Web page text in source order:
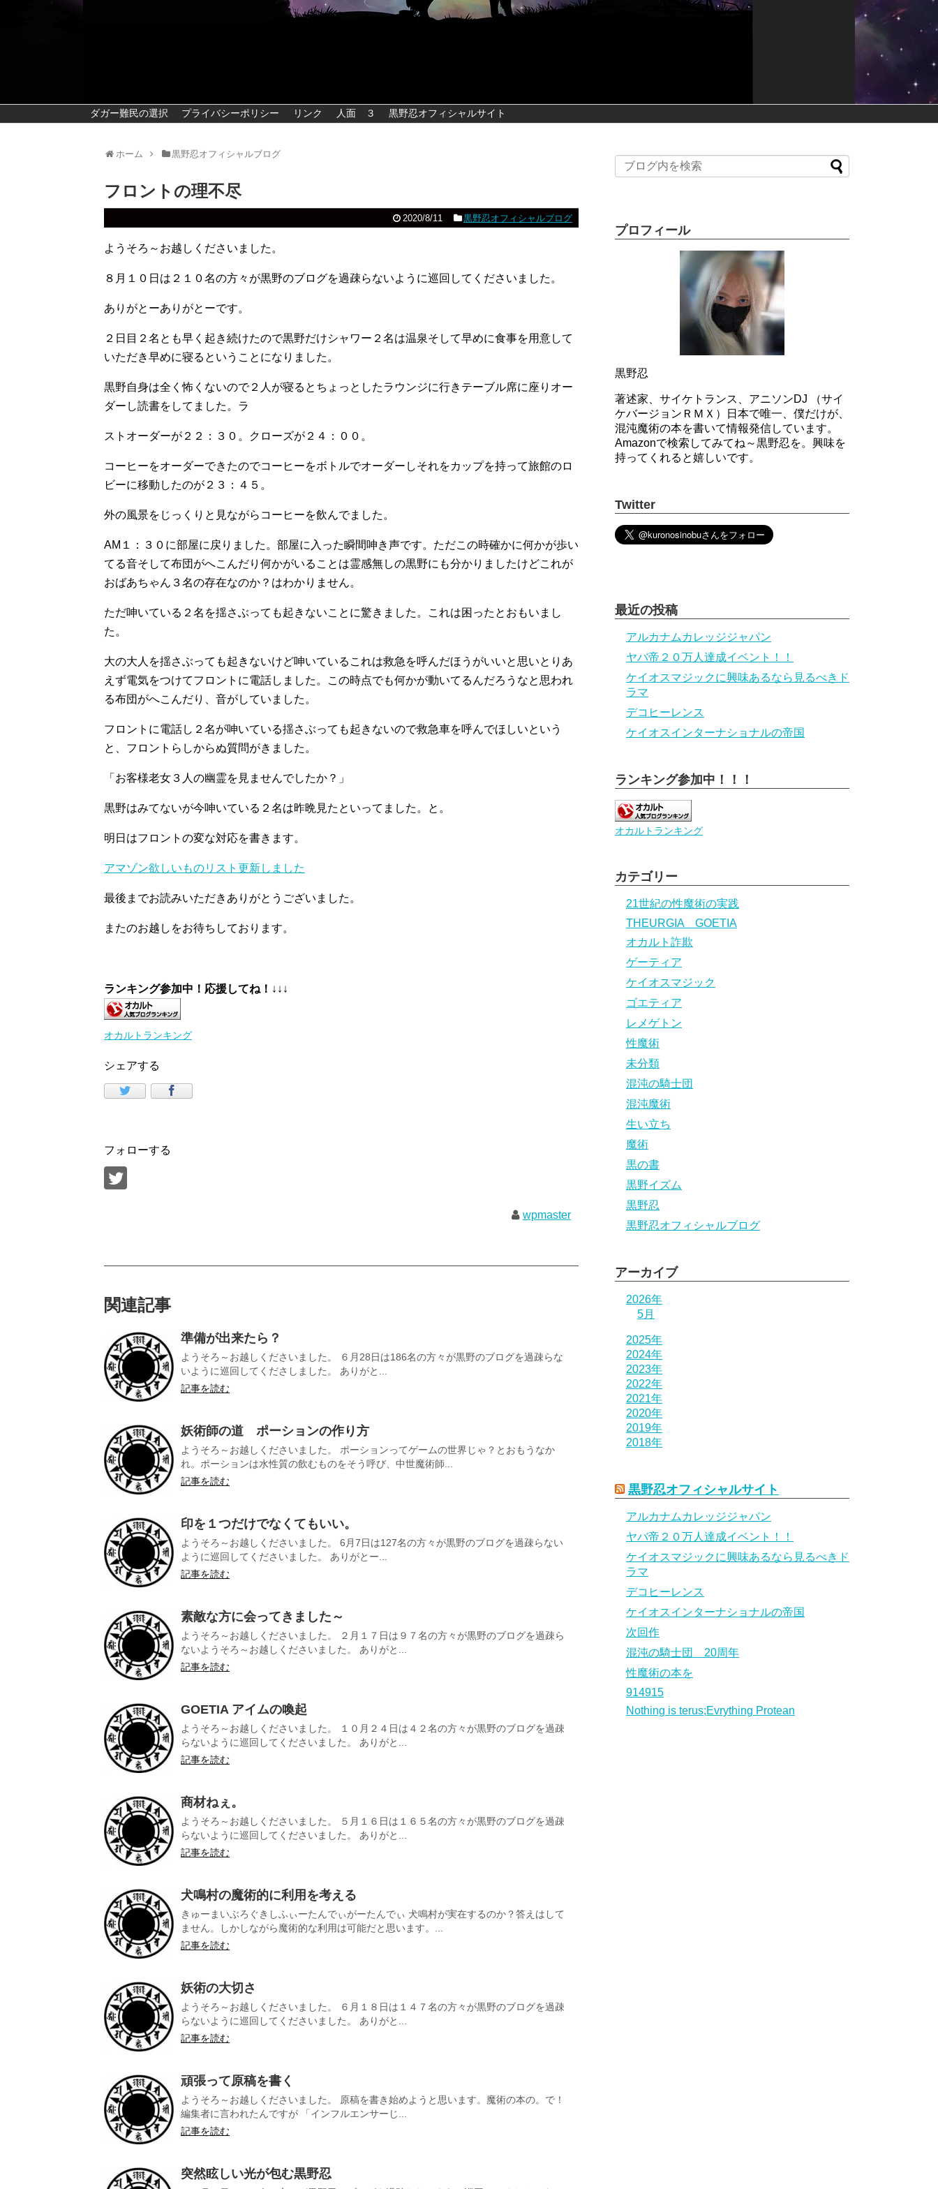
ダガー難民の選択 プライバシーポリシー リンク 人面 ３ 黒野忍オフィシャルサイト
ホーム 黒野忍オフィシャルブログ
フロントの理不尽
2020/8/11 黒野忍オフィシャルブログ
ようそろ～お越しくださいました。
８月１０日は２１０名の方々が黒野のブログを過疎らないように巡回してくださいました。
ありがとーありがとーです。
２日目２名とも早く起き続けたので黒野だけシャワー２名は温泉そして早めに食事を用意して
いただき早めに寝るということになりました。
黒野自身は全く怖くないので２人が寝るとちょっとしたラウンジに行きテーブル席に座りオー
ダーし読書をしてました。ラ
ストオーダーが２２：３０。クローズが２４：００。
コーヒーをオーダーできたのでコーヒーをボトルでオーダーしそれをカップを持って旅館のロ
ビーに移動したのが２３：４５。
外の風景をじっくりと見ながらコーヒーを飲んでました。
AM１：３０に部屋に戻りました。部屋に入った瞬間呻き声です。ただこの時確かに何かが歩い
てる音そして布団がへこんだり何かがいることは霊感無しの黒野にも分かりましたけどこれが
おばあちゃん３名の存在なのか？はわかりません。
ただ呻いている２名を揺さぶっても起きないことに驚きました。これは困ったとおもいまし
た。
大の大人を揺さぶっても起きないけど呻いているこれは救急を呼んだほうがいいと思いとりあ
えず電気をつけてフロントに電話しました。この時点でも何かが動いてるんだろうなと思われ
る布団がへこんだり、音がしていました。
フロントに電話し２名が呻いている揺さぶっても起きないので救急車を呼んでほしいという
と、フロントらしからぬ質問がきました。
「お客様老女３人の幽霊を見ませんでしたか？」
黒野はみてないが今呻いている２名は昨晩見たといってました。と。
明日はフロントの変な対応を書きます。
アマゾン欲しいものリスト更新しました
最後までお読みいただきありがとうございました。
またのお越しをお待ちしております。
ランキング参加中！応援してね！ ↓↓↓
オカルトランキング
シェアする
フォローする
wpmaster
関連記事
準備が出来たら？
ようそろ～お越しくださいました。 ６月28日は186名の方々が黒野のブログを過疎らな
いように巡回してくださしました。 ありがと...
記事を読む
妖術師の道 ポーションの作り方
ようそろ～お越しくださいました。 ポーションってゲームの世界じゃ？とおもうなか
れ。ポーションは水性質の飲むものをそう呼び、中世魔術師...
記事を読む
印を１つだけでなくてもいい。
ようそろ～お越しくださいました。 6月7日は127名の方々が黒野のブログを過疎らない
ように巡回してくださいました。 ありがとー...
記事を読む
素敵な方に会ってきました～
ようそろ～お越しくださいました。 ２月１７日は９７名の方々が黒野のブログを過疎ら
ないようそろ～お越しくださいました。 ありがと...
記事を読む
GOETIA アイムの喚起
ようそろ～お越しくださいました。 １０月２４日は４２名の方々が黒野のブログを過疎
らないように巡回してくださいました。 ありがと...
記事を読む
商材ねぇ。
ようそろ～お越しくださいました。 ５月１６日は１６５名の方々が黒野のブログを過疎
らないように巡回してくださいました。 ありがと...
記事を読む
犬鳴村の魔術的に利用を考える
きゅーまいぶろぐきしふぃーたんでぃがーたんでぃ 犬鳴村が実在するのか？答えはして
ません。しかしながら魔術的な利用は可能だと思います。...
記事を読む
妖術の大切さ
ようそろ～お越しくださいました。 ６月１８日は１４７名の方々が黒野のブログを過疎
らないように巡回してくださいました。 ありがと...
記事を読む
頑張って原稿を書く
ようそろ～お越しくださいました。 原稿を書き始めようと思います。魔術の本の。で！
編集者に言われたんですが 「インフルエンサーじ...
記事を読む
突然眩しい光が包む黒野忍
プロフィール
黒野忍
著述家、サイケトランス、アニソンDJ （サイ
ケバージョンＲＭＸ）日本で唯一、僕だけが、
混沌魔術の本を書いて情報発信しています。
Amazonで検索してみてね～黒野忍を。興味を
持ってくれると嬉しいです。
Twitter
最近の投稿
アルカナムカレッジジャパン
ヤバ帝２０万人達成イベント！！
ケイオスマジックに興味あるなら見るべきド
ラマ
デコヒーレンス
ケイオスインターナショナルの帝国
ランキング参加中！！！
オカルトランキング
カテゴリー
21世紀の性魔術の実践
THEURGIA GOETIA
オカルト詐欺
ゲーティア
ケイオスマジック
ゴエティア
レメゲトン
性魔術
未分類
混沌の騎士団
混沌魔術
生い立ち
魔術
黒の書
黒野イズム
黒野忍
黒野忍オフィシャルブログ
アーカイブ
2026年
5月
2025年
2024年
2023年
2022年
2021年
2020年
2019年
2018年
黒野忍オフィシャルサイト
アルカナムカレッジジャパン
ヤバ帝２０万人達成イベント！！
ケイオスマジックに興味あるなら見るべきド
ラマ
デコヒーレンス
ケイオスインターナショナルの帝国
次回作
混沌の騎士団 20周年
性魔術の本を
914915
Nothing is terus;Evrything Protean